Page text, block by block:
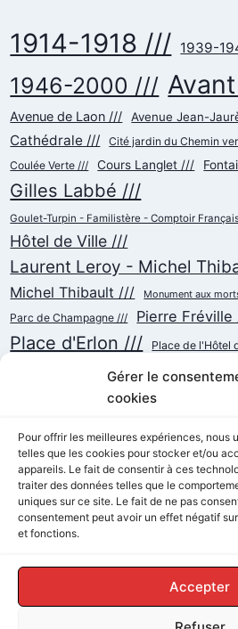
Gérer le
cookies
Pour offrir les meilleures expériences, nous
telles que les cookies pour stocker et/ou
appareils. Le fait de consentir à ces
traiter des données telles que le
uniques sur ce site. Le fait de ne pas
consentement peut avoir un effet négatif
et fonctions.
Accepter
1914-1918 /// 1939-
1946-2000 ///
Avenue de Laon /// Avenue Jean-
Cathédrale /// Cité jardin du Chemin
Coulée Verte /// Cours Langlet ///
Gilles Labbé ///
Goulet-Turpin - Familistère - Comptoir
Hôtel de Ville ///
Laurent Leroy - Michel
Michel Thibault /// Monument aux
Parc de Champagne /// Pierre
Place d'Erlon /// Place de l'Hôtel
Place de la République /// Place du Cardinal
Place du Forum/des Marchés ///
Rue Buirette /// Rue Carnot /// Rue Chanzy
Rue Cérès /// Rue de l'Etape /// Rue de
Rue de Vesle /// Rue Thiers ///
École ///